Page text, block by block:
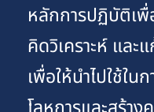
หลักการปฏิบัติเพื่
คิดวิเคราะห์ และ
เพื่อให้นำไปใช้ใ